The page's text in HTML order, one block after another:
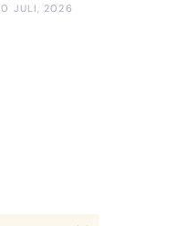
JULI, 2026